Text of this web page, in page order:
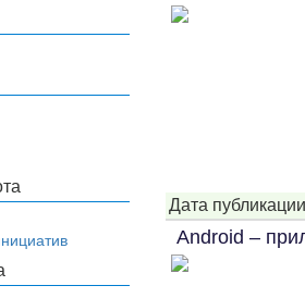
Дата
Android –